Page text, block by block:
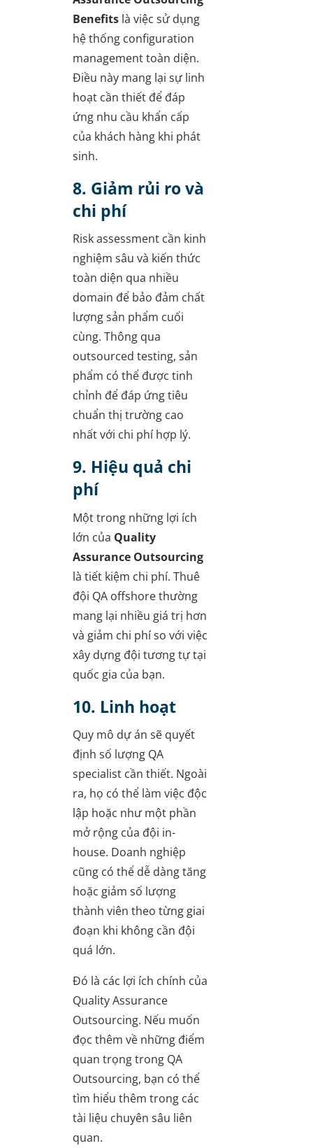
Benefits là việc sử dụng
hệ thống configuration
management toàn diện.
Điều này mang lại sự linh
hoạt cần thiết để đáp
ứng nhu cầu khẩn cấp
của khách hàng khi phát
sinh.
8. Giảm rủi ro và
chi phí
Risk assessment cần kinh
nghiệm sâu và kiến thức
toàn diện qua nhiều
domain để bảo đảm chất
lượng sản phẩm cuối
cùng. Thông qua
outsourced testing, sản
phẩm có thể được tinh
chỉnh để đáp ứng tiêu
chuẩn thị trường cao
nhất với chi phí hợp lý.
9. Hiệu quả chi
phí
Một trong những lợi ích
lớn của Quality
Assurance Outsourcing
là tiết kiệm chi phí. Thuê
đội QA offshore thường
mang lại nhiều giá trị hơn
và giảm chi phí so với việc
xây dựng đội tương tự tại
quốc gia của bạn.
10. Linh hoạt
Quy mô dự án sẽ quyết
định số lượng QA
specialist cần thiết. Ngoài
ra, họ có thể làm việc độc
lập hoặc như một phần
mở rộng của đội in-
house. Doanh nghiệp
cũng có thể dễ dàng tăng
hoặc giảm số lượng
thành viên theo từng giai
đoạn khi không cần đội
quá lớn.
Đó là các lợi ích chính của
Quality Assurance
Outsourcing. Nếu muốn
đọc thêm về những điểm
quan trọng trong QA
Outsourcing, bạn có thể
tìm hiểu thêm trong các
tài liệu chuyên sâu liên
quan.